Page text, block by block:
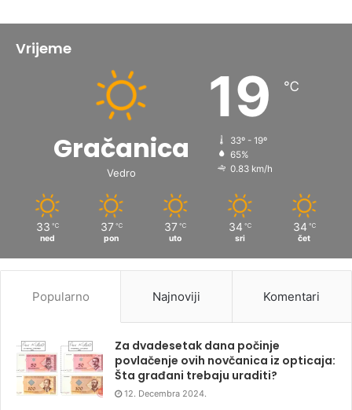
Vrijeme
Gračanica
Vedro
19 ℃
33º - 19º
65%
0.83 km/h
33 ℃
ned
37 ℃
pon
37 ℃
uto
34 ℃
sri
34 ℃
čet
Popularno Najnoviji Komentari
Za dvadesetak dana počinje
povlačenje ovih novčanica iz opticaja:
Šta građani trebaju uraditi?
12. Decembra 2024.